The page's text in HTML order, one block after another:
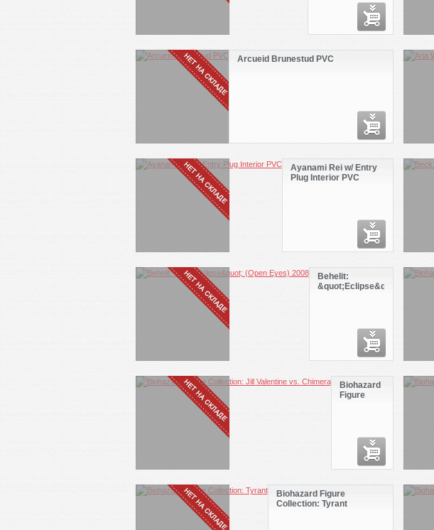
Arcueid Brunestud PVC
Ayanami Rei w/ Entry
Plug Interior PVC
Behelit:
&quot;Eclipse&quot;
Biohazard
Figure
Chimera
Biohazard Figure
Collection: Tyrant